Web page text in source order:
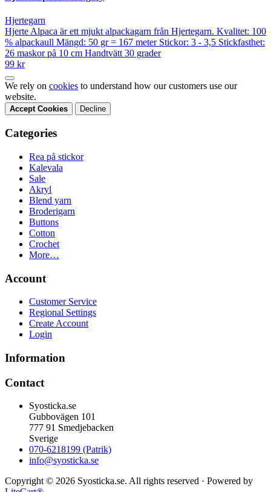
Hjertegarn
Hjerte Alpaca är ett mjukt alpackagarn från Hjertegarn. Kvalitet: 100
% alpackaull Mängd: 50 gr = 167 meter Stickor: 3 - 3,5 Stickfasthet:
26 maskor på 10 cm Handtvätt 30 grader
99 kr
We rely on cookies to understand how our customers use our
website.
Accept Cookies Decline
Categories
Rea på stickor
Kalevala
Sale
Akryl
Blend yarn
Broderigarn
Buttons
Cotton
Crochet
More…
Account
Customer Service
Regional Settings
Create Account
Login
Information
Contact
Syosticka.se
Gubbovägen 101
777 91 Smedjebacken
Sverige
070-6218199 (Patrik)
info@syosticka.se
Copyright © 2026 Syosticka.se. All rights reserved · Powered by